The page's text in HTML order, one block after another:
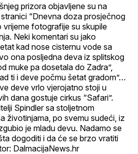
prizora objavljene su na
“Dnevna doza prosječnog
vrijeme fotografije su skupile
Neki komentari su jako
kad nose cisternu vode sa
ona posljedna deva iz splitskog
muke pa dosetala do Zadra”,
ti i deve počmu šetat gradom”…
deve vrlo vjerojatno stoji u
dana gostuje cirkus “Safari”.
Spindler sa stoljetnom
životinjama, po svemu sudeći, iz
je mladu devu. Nadamo se
dogoditi i da će se brzo vratiti
DalmacijaNews.hr